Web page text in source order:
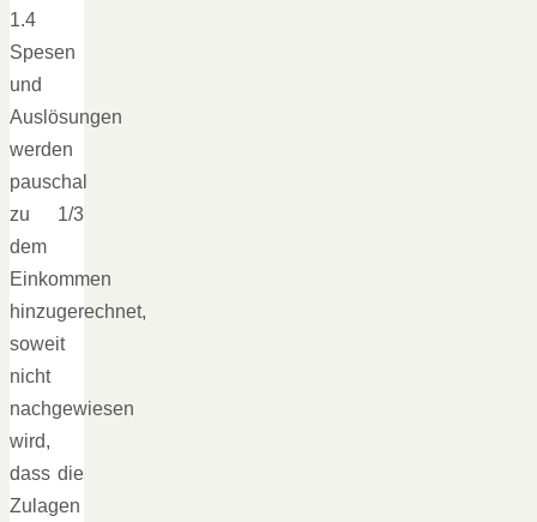
1.4
Spesen
und
Auslösungen
werden
pauschal
zu 1/3
dem
Einkommen
hinzugerechnet,
soweit
nicht
nachgewiesen
wird,
dass die
Zulagen